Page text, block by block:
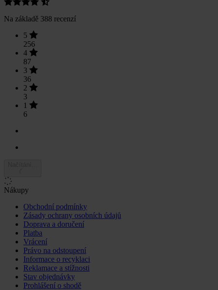
Na základě 388 recenzí
5
256
4
87
3
36
2
3
1
6
Nákupy
Obchodní podmínky
Zásady ochrany osobních údajů
Doprava a doručení
Platba
Vrácení
Právo na odstoupení
Informace o recyklaci
Reklamace a stížnosti
Stav objednávky
Prohlášení o shodě